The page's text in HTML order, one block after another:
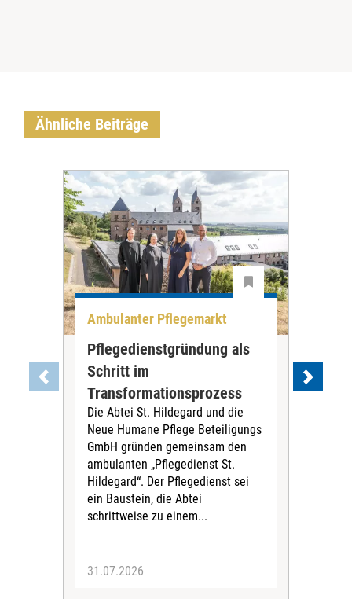
Ähnliche Beiträge
Ambulanter Pflegemarkt
Pflegedienstgründung als
Schritt im
Transformationsprozess
Die Abtei St. Hildegard und die
Neue Humane Pflege Beteiligungs
GmbH gründen gemeinsam den
ambulanten „Pflegedienst St.
Hildegard“. Der Pflegedienst sei
ein Baustein, die Abtei
schrittweise zu einem...
31.07.2026